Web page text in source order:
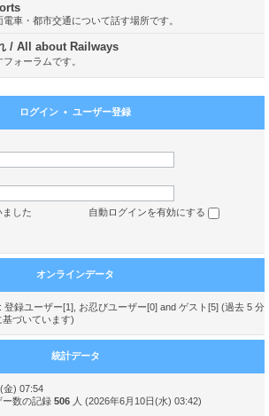
車・都市交通について話す場所です。
/ All about Railways
ォーラムです。
ログイン • ユーザー登録
ました 自動ログインを有効にする
オンラインデータ
登録ユーザー[1], お忍びユーザー[0] and ゲスト[5] (過去 5 分
づいています)
統計データ
金) 07:54
ー数の記録 506 人 (2026年6月10日(水) 03:42)